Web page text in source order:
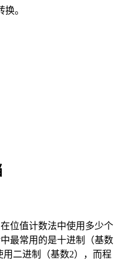
。
位值计数法中使用多少个
最常用的是十进制（基数
用二进制（基数2），而程